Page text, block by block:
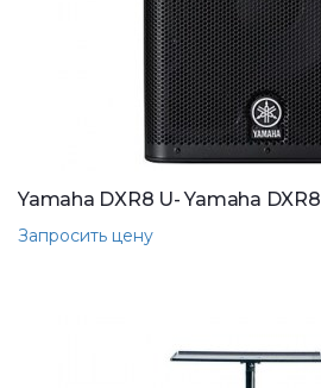
Yamaha DXR8 U- Yamaha DXR8
Запросить цену